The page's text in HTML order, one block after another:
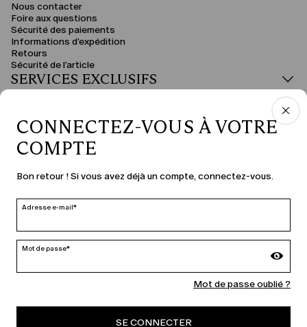
Nous contacter
Foire aux questions
Sécurité des paiements
Informations d'expédition
Retours
Sécurité de l’article
SERVICES EXCLUSIFS
PAYS ET LANGUE
France | fr
modifier
MARINA RINALDI
CONNECTEZ-VOUS À VOTRE
COMPTE
Bon retour ! Si vous avez déjà un compte, connectez-vous.
Adresse e-mail*
Mot de passe*
Mot de passe oublié ?
SE CONNECTER